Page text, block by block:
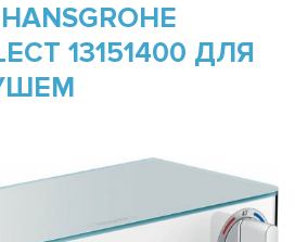
13151400 ДЛЯ